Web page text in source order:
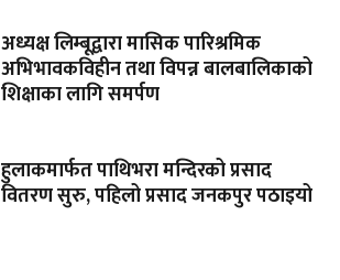
अध्यक्ष लिम्बूद्वारा मासिक पारिश्रमिक
अभिभावकविहीन तथा विपन्न बालबालिकाको
शिक्षाका लागि समर्पण
हुलाकमार्फत पाथिभरा मन्दिरको प्रसाद
वितरण सुरु, पहिलो प्रसाद जनकपुर पठाइयो